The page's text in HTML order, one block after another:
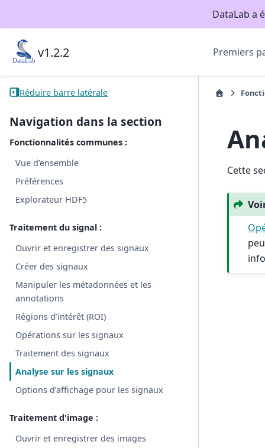
DataLab a
v1.2.2 Premiers
Réduire barre latérale
Navigation dans la section
Fonctionnalités communes :
Vue d’ensemble
Préférences
Explorateur HDF5
Traitement du signal :
Ouvrir et enregistrer des signaux
Créer des signaux
Manipuler les métadonnées et les
annotations
Régions d’intérêt (ROI)
Opérations sur les signaux
Traitement des signaux
Analyse sur les signaux
Options d’affichage pour les signaux
Traitement d'image :
Ouvrir et enregistrer des images
Cette